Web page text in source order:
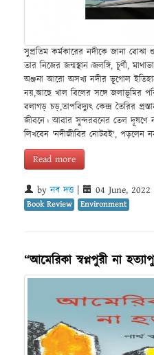
সুপ্রতিম কর্মকারের নদীকে জানা
তার নিজের জন্মস্থান।জলঙ্গি, চূর্ণী,
অঞ্জনা আরো অসখ্য নদীর ভূগোল
নয়,আছে খাল বিলের সঙ্গে জলাভূমির
বলাগড় চড়,তাপবিদ্যুৎ কেন্দ্র তৈরির
জীবনে। আবার সুন্দরবনের তেল দূষণে
লিখবেন 'নদীজীবির নোটবই', পড়লেন
Read more
byনব দত্ত| 04 June, 2022
Book Review
Environment
“আমেরিকা স্বপ্নপুরী না